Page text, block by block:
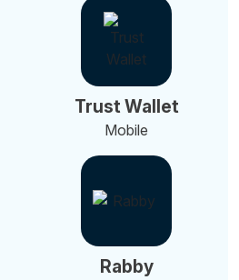
Trust Wallet
Mobile
Rabby